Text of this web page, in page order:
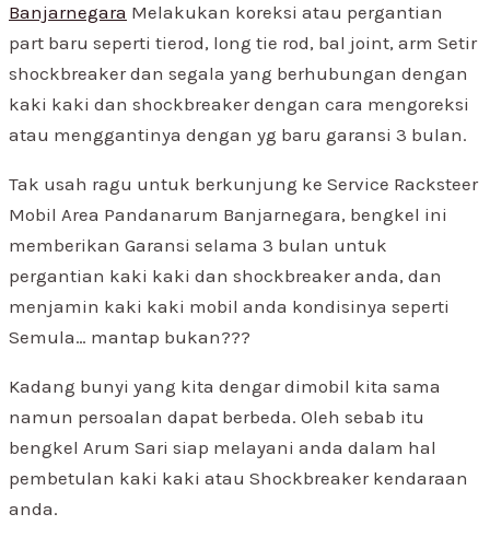
Banjarnegara Melakukan koreksi atau pergantian
part baru seperti tierod, long tie rod, bal joint, arm Setir
shockbreaker dan segala yang berhubungan dengan
kaki kaki dan shockbreaker dengan cara mengoreksi
atau menggantinya dengan yg baru garansi 3 bulan.
Tak usah ragu untuk berkunjung ke Service Racksteer
Mobil Area Pandanarum Banjarnegara, bengkel ini
memberikan Garansi selama 3 bulan untuk
pergantian kaki kaki dan shockbreaker anda, dan
menjamin kaki kaki mobil anda kondisinya seperti
Semula… mantap bukan???
Kadang bunyi yang kita dengar dimobil kita sama
namun persoalan dapat berbeda. Oleh sebab itu
bengkel Arum Sari siap melayani anda dalam hal
pembetulan kaki kaki atau Shockbreaker kendaraan
anda.